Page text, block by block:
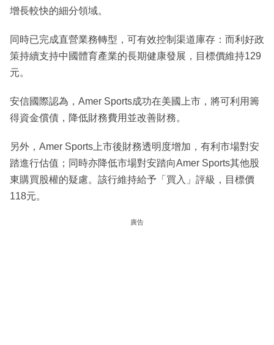
增長較快的細分領域。
同時已完成直營業務轉型，可有效控制渠道庫存：而利好政
策持續支持中國體育產業的長期健康發展，目標價維持129
元。
安信國際認為，Amer Sports成功在美國上市，將可利用籌
得資金償債，降低財務費用並改善財務。
另外，Amer Sports上市後財務透明度增加，有利市場對安
踏進行估值；同時亦降低市場對安踏向Amer Sports其他股
東購買股權的疑慮。該行維持給予「買入」評級，目標價
118元。
廣告